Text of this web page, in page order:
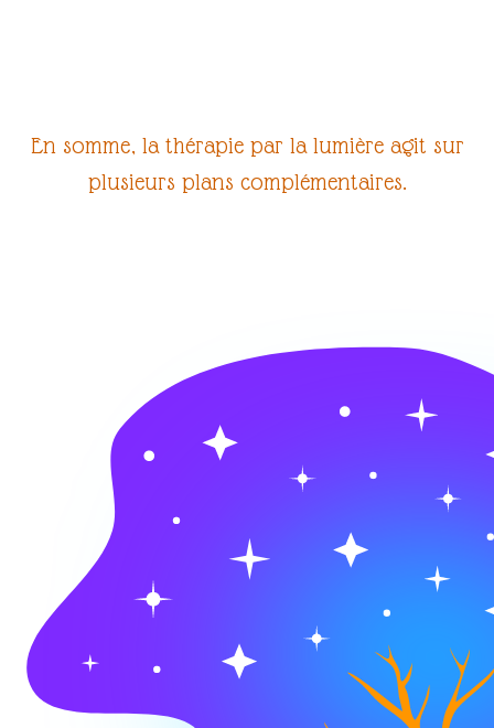
En somme, la thérapie par la lumièreagit sur
plusieurs plans complémentaires.